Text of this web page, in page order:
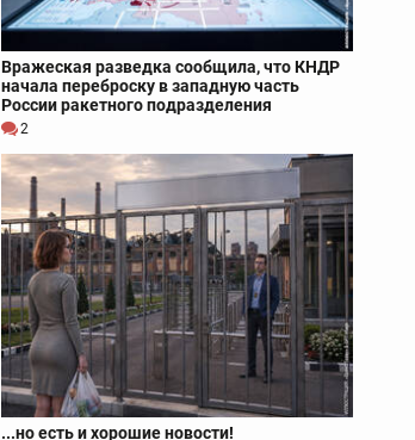
Вражеская разведка сообщила, что КНДР
начала переброску в западную часть
России ракетного подразделения
2
...но есть и хорошие новости!